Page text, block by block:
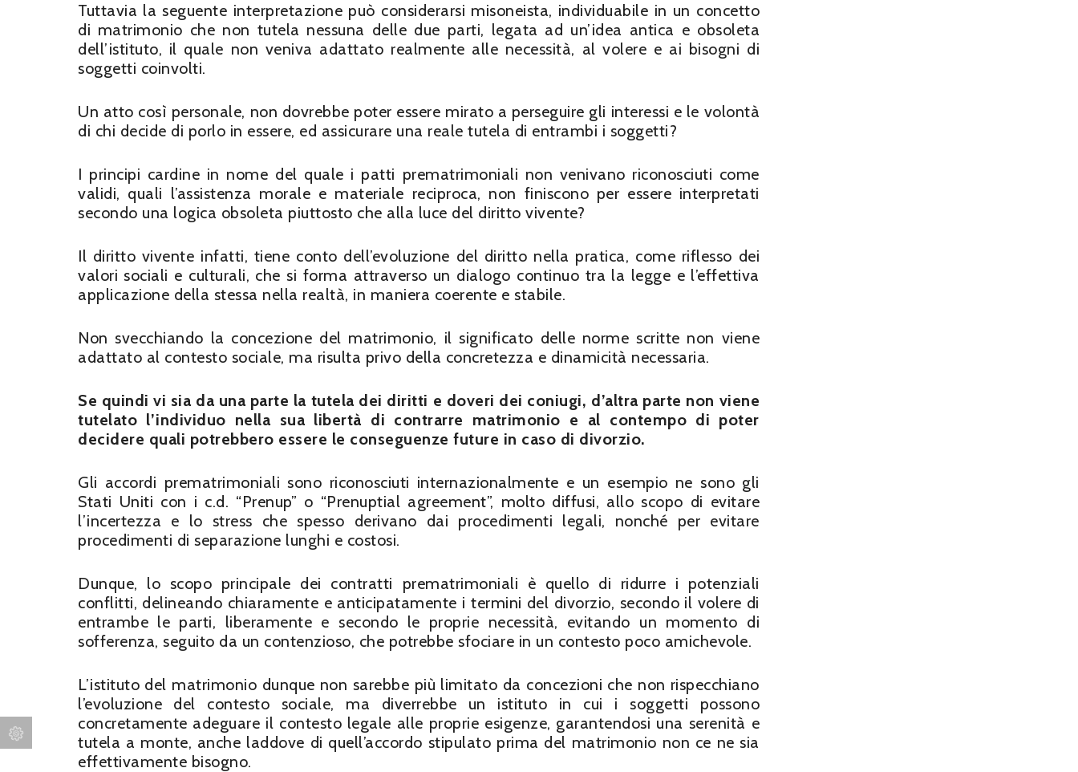
Tuttavia la seguente interpretazione può considerarsi misoneista, individuabile in un concetto
di matrimonio che non tutela nessuna delle due parti, legata ad un’idea antica e obsoleta
dell’istituto, il quale non veniva adattato realmente alle necessità, al volere e ai bisogni di
soggetti coinvolti.
Un atto così personale, non dovrebbe poter essere mirato a perseguire gli interessi e le volontà
di chi decide di porlo in essere, ed assicurare una reale tutela di entrambi i soggetti?
I principi cardine in nome del quale i patti prematrimoniali non venivano riconosciuti come
validi, quali l’assistenza morale e materiale reciproca, non finiscono per essere interpretati
secondo una logica obsoleta piuttosto che alla luce del diritto vivente?
Il diritto vivente infatti, tiene conto dell’evoluzione del diritto nella pratica, come riflesso dei
valori sociali e culturali, che si forma attraverso un dialogo continuo tra la legge e l’effettiva
applicazione della stessa nella realtà, in maniera coerente e stabile.
Non svecchiando la concezione del matrimonio, il significato delle norme scritte non viene
adattato al contesto sociale, ma risulta privo della concretezza e dinamicità necessaria.
Se quindi vi sia da una parte la tutela dei diritti e doveri dei coniugi, d’altra parte non viene
tutelato l’individuo nella sua libertà di contrarre matrimonio e al contempo di poter
decidere quali potrebbero essere le conseguenze future in caso di divorzio.
Gli accordi prematrimoniali sono riconosciuti internazionalmente e un esempio ne sono gli
Stati Uniti con i c.d. “Prenup” o “Prenuptial agreement”, molto diffusi, allo scopo di evitare
l’incertezza e lo stress che spesso derivano dai procedimenti legali, nonché per evitare
procedimenti di separazione lunghi e costosi.
Dunque, lo scopo principale dei contratti prematrimoniali è quello di ridurre i potenziali
conflitti, delineando chiaramente e anticipatamente i termini del divorzio, secondo il volere di
entrambe le parti, liberamente e secondo le proprie necessità, evitando un momento di
sofferenza, seguito da un contenzioso, che potrebbe sfociare in un contesto poco amichevole.
L’istituto del matrimonio dunque non sarebbe più limitato da concezioni che non rispecchiano
l’evoluzione del contesto sociale, ma diverrebbe un istituto in cui i soggetti possono
concretamente adeguare il contesto legale alle proprie esigenze, garantendosi una serenità e
tutela a monte, anche laddove di quell’accordo stipulato prima del matrimonio non ce ne sia
effettivamente bisogno.